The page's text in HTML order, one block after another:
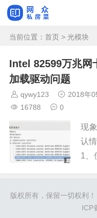
当前位置： 首页 > 光模块
Intel 82599万兆网
加载驱动问题
qywy123 2018年
16788
0
现
认
1、
中
系
版权所有，保留一切权利
ICP